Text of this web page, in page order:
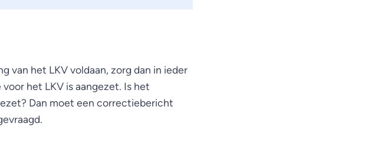
van het LKV voldaan, zorg dan in ieder
het LKV is aangezet. Is het
Dan moet een correctiebericht